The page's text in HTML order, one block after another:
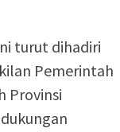
turut dihadiri
Pemerintah
Provinsi